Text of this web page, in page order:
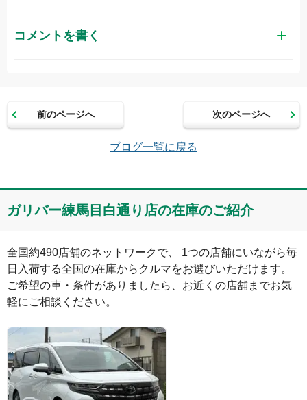
コメントを書く
メールアドレス（半角英数）
コメント
絵文字は投稿時に削除します
Captcha
前のページへ 次のページへ
ブログ一覧に戻る
ガリバー練馬目白通り店の在庫のご紹介
全国約490店舗のネットワークで、 1つの店舗にいながら毎
日入荷する全国の在庫からクルマをお選びいただけます。
ご希望の車・条件がありましたら、お近くの店舗までお気
軽にご相談ください。